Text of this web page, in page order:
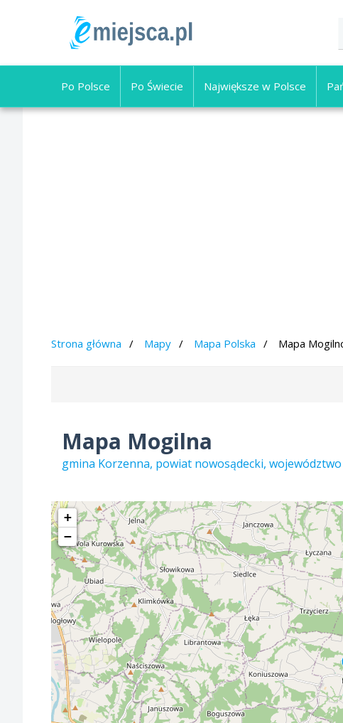
Po Polsce Po Świecie Największe w Polsce
Strona główna Mapy Mapa Polska Mapa
Mapa Mogilna
gmina Korzenna, powiat nowosądecki, województwo
+
−